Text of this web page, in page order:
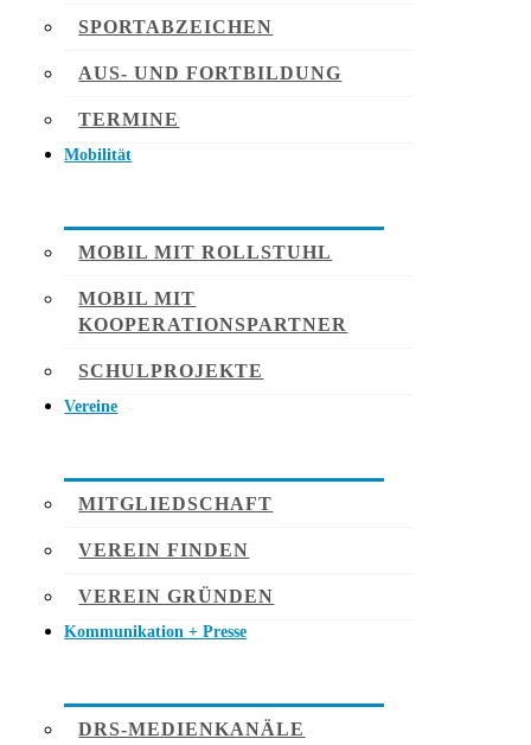
SPORTABZEICHEN
AUS- UND FORTBILDUNG
TERMINE
Mobilität
MOBIL MIT ROLLSTUHL
MOBIL MIT
KOOPERATIONSPARTNER
SCHULPROJEKTE
Vereine
MITGLIEDSCHAFT
VEREIN FINDEN
VEREIN GRÜNDEN
Kommunikation + Presse
DRS-MEDIENKANÄLE